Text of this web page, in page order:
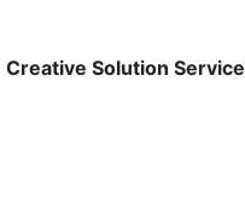
Creative Solution Service